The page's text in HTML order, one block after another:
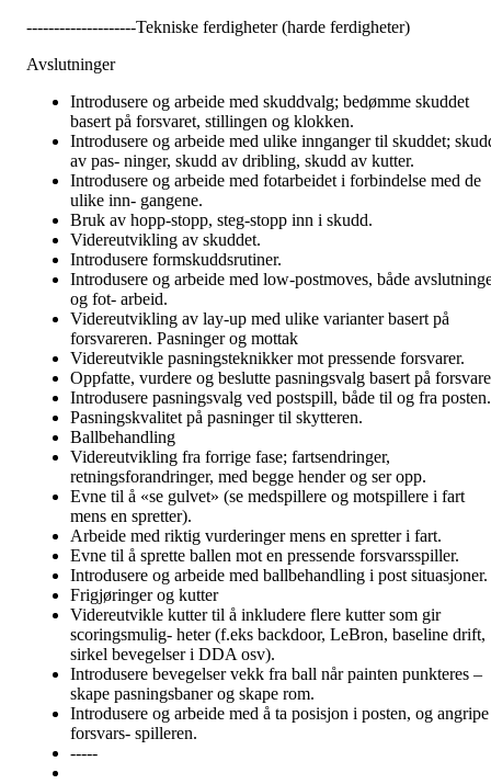
--------------------Tekniske ferdigheter (harde ferdigheter)
Avslutninger
Introdusere og arbeide med skuddvalg; bedømme skuddet
basert på forsvaret, stillingen og klokken.
Introdusere og arbeide med ulike innganger til skuddet;
av pas- ninger, skudd av dribling, skudd av kutter.
Introdusere og arbeide med fotarbeidet i forbindelse med de
ulike inn- gangene.
Bruk av hopp-stopp, steg-stopp inn i skudd.
Videreutvikling av skuddet.
Introdusere formskuddsrutiner.
Introdusere og arbeide med low-postmoves, både
og fot- arbeid.
Videreutvikling av lay-up med ulike varianter basert på
forsvareren. Pasninger og mottak
Videreutvikle pasningsteknikker mot pressende forsvarer.
Oppfatte, vurdere og beslutte pasningsvalg basert på
Introdusere pasningsvalg ved postspill, både til og fra posten.
Pasningskvalitet på pasninger til skytteren.
Ballbehandling
Videreutvikling fra forrige fase; fartsendringer,
retningsforandringer, med begge hender og ser opp.
Evne til å «se gulvet» (se medspillere og motspillere i fart
mens en spretter).
Arbeide med riktig vurderinger mens en spretter i fart.
Evne til å sprette ballen mot en pressende forsvarsspiller.
Introdusere og arbeide med ballbehandling i post situasjoner.
Frigjøringer og kutter
Videreutvikle kutter til å inkludere flere kutter som gir
scoringsmulig- heter (f.eks backdoor, LeBron, baseline drift,
sirkel bevegelser i DDA osv).
Introdusere bevegelser vekk fra ball når painten punkteres –
skape pasningsbaner og skape rom.
Introdusere og arbeide med å ta posisjon i posten, og angripe
forsvars- spilleren.
-----